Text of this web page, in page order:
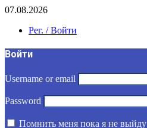
07.08.2026
Рег. / Войти
Войти
Username or email
Password
Помнить меня пока я не выйду